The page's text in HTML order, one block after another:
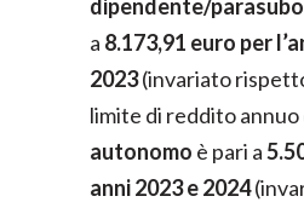
dipendente/
a 8.173,91 euro per
2023(invariato
limite di reddito annuo
autonomo è pari a
anni 2023 e 2024